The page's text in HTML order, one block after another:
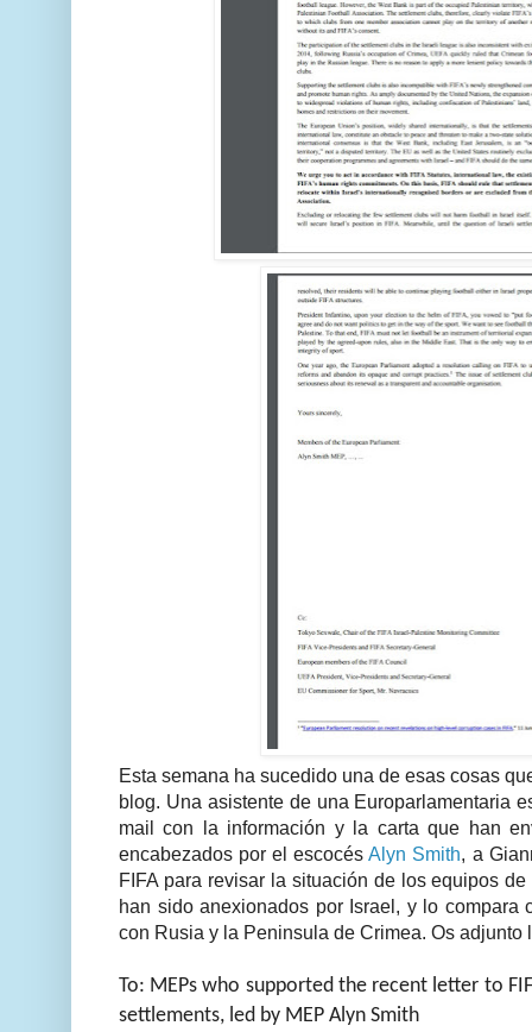
Esta semana ha sucedido una de esas cosas
blog. Una asistente de una Europarlamentaria
mail con la información y la carta que han
encabezados por el escocésAlyn Smith, a
FIFA para revisar la situación de los equipos
han sido anexionados por Israel, y lo compara
con Rusia y la Peninsula de Crimea. Os adjunto
To: MEPs who supported the recent letter to
settlements, led by MEP Alyn Smith